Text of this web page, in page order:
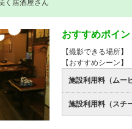
く居酒屋さん
おすすめポイン
【撮影できる場所
【おすすめシーン
施設利用料（ムー
施設利用料（スチ